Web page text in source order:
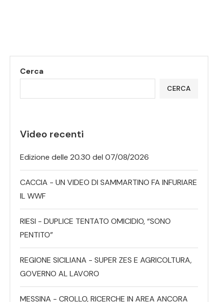
Cerca
CERCA
Video recenti
Edizione delle 20.30 del 07/08/2026
CACCIA - UN VIDEO DI SAMMARTINO FA INFURIARE
IL WWF
RIESI - DUPLICE TENTATO OMICIDIO, “SONO
PENTITO”
REGIONE SICILIANA - SUPER ZES E AGRICOLTURA,
GOVERNO AL LAVORO
MESSINA - CROLLO, RICERCHE IN AREA ANCORA